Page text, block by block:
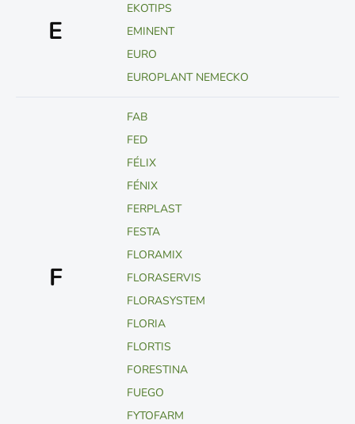
E
EKOTIPS
EMINENT
EURO
EUROPLANT NEMECKO
F
FAB
FED
FÉLIX
FÉNIX
FERPLAST
FESTA
FLORAMIX
FLORASERVIS
FLORASYSTEM
FLORIA
FLORTIS
FORESTINA
FUEGO
FYTOFARM